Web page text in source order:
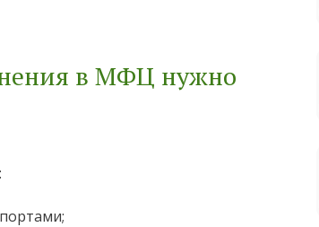
в МФЦ нужно